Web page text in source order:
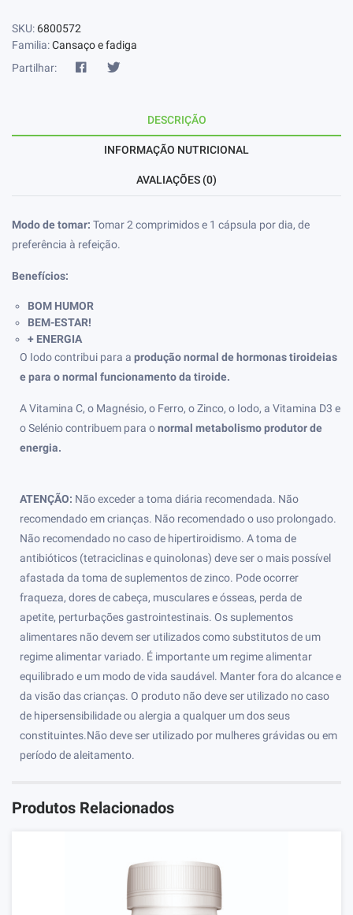
SKU: 6800572
Familia:Cansaço e fadiga
Partilhar:
DESCRIÇÃO
INFORMAÇÃO NUTRICIONAL
AVALIAÇÕES (0)
Modo de tomar: Tomar 2 comprimidos e 1 cápsula por dia, de
preferência à refeição.
Benefícios:
BOM HUMOR
BEM-ESTAR!
+ ENERGIA
O Iodo contribui para a produção normal de hormonas tiroideias
e para o normal funcionamento da tiroide.
A Vitamina C, o Magnésio, o Ferro, o Zinco, o Iodo, a Vitamina D3 e
o Selénio contribuem para onormal metabolismo produtor de
energia.
ATENÇÃO: Não exceder a toma diária recomendada. Não
recomendado em crianças. Não recomendado o uso prolongado.
Não recomendado no caso de hipertiroidismo. A toma de
antibióticos (tetraciclinas e quinolonas) deve ser o mais possível
afastada da toma de suplementos de zinco. Pode ocorrer
fraqueza, dores de cabeça, musculares e ósseas, perda de
apetite, perturbações gastrointestinais. Os suplementos
alimentares não devem ser utilizados como substitutos de um
regime alimentar variado. É importante um regime alimentar
equilibrado e um modo de vida saudável. Manter fora do alcance e
da visão das crianças. O produto não deve ser utilizado no caso
de hipersensibilidade ou alergia a qualquer um dos seus
constituintes.Não deve ser utilizado por mulheres grávidas ou em
período de aleitamento.
Produtos Relacionados